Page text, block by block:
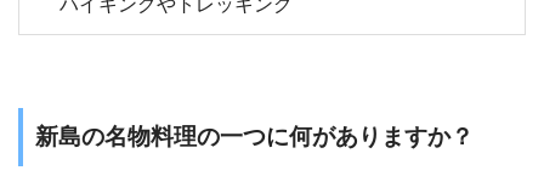
ハイキングやトレッキング
新島の名物料理の一つに何がありますか？